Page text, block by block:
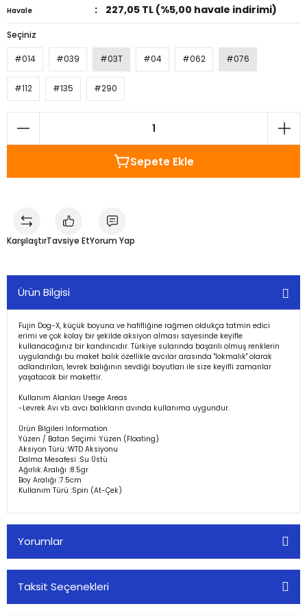
Havale
227,05 TL (%5,00 havale indirimi)
Seçiniz
#014 #039 #03T #04 #062 #076
#112 #135 #290
Sepete Ekle
KarşılaştırTavsiye EtYorum Yap
Ürün Bilgisi
Fujin Dog-X, küçük boyuna ve hafifliğine rağmen oldukça tatmin edici
erimi ve çok kolay bir şekilde aksiyon alması sayesinde keyifle
kullanacağınız bir kandırıcıdır. Türkiye sularında başarılı olmuş renklerin
uygulandığı bu maket balık özellikle avcılar arasında ''lokmalık'' olarak
adlandırılan, levrek balığının sevdiği boyutları ile size keyifli zamanlar
yaşatacak bir makettir.
Kullanım Alanları Usege Areas
-Levrek Avı vb. avcı balıkların avında kullanıma uygundur.
Ürün Bilgileri İnformation
Yüzen / Batan Seçimi :Yüzen (Floating)
Aksiyon Türü :WTD Aksiyonu
Dalma Mesafesi :Su Üstü
Ağırlık Aralığı :8.5gr
Boy Aralığı :7.5cm
Kullanım Türü :Spin (At-Çek)
Yorumlar
Taksit Seçenekleri